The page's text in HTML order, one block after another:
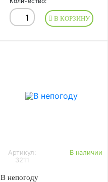
В КОРЗИНУ
Артикул:
3211
В наличии
В непогоду